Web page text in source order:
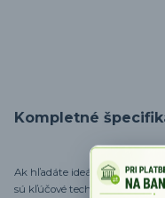
Kompletné
Ak hľadáte ideálny kotlík pre
sú kľúčové technické údaje,